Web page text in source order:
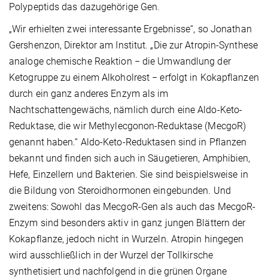
Polypeptids das dazugehörige Gen.
„Wir erhielten zwei interessante Ergebnisse“, so Jonathan
Gershenzon, Direktor am Institut. „Die zur Atropin-Synthese
analoge chemische Reaktion − die Umwandlung der
Ketogruppe zu einem Alkoholrest − erfolgt in Kokapflanzen
durch ein ganz anderes Enzym als im
Nachtschattengewächs, nämlich durch eine Aldo-Keto-
Reduktase, die wir Methylecgonon-Reduktase (MecgoR)
genannt haben.“ Aldo-Keto-Reduktasen sind in Pflanzen
bekannt und finden sich auch in Säugetieren, Amphibien,
Hefe, Einzellern und Bakterien. Sie sind beispielsweise in
die Bildung von Steroidhormonen eingebunden. Und
zweitens: Sowohl das MecgoR-Gen als auch das MecgoR-
Enzym sind besonders aktiv in ganz jungen Blättern der
Kokapflanze, jedoch nicht in Wurzeln. Atropin hingegen
wird ausschließlich in der Wurzel der Tollkirsche
synthetisiert und nachfolgend in die grünen Organe